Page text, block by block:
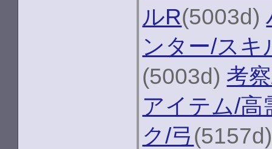
ルR(5003d)
ンター/スキ
(5003d) 考
アイテム/高
ク/弓